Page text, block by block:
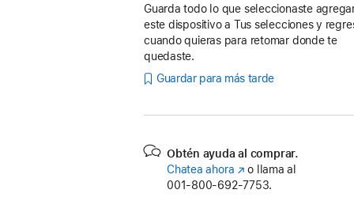
Guarda todo lo que seleccionaste
este dispositivo a Tus selecciones y
cuando quieras para retomar donde te
quedaste.
Guardar para más tarde
Obtén ayuda al comprar.
Chatea ahora (se
abre
o llama al
001‑800‑692‑7753.